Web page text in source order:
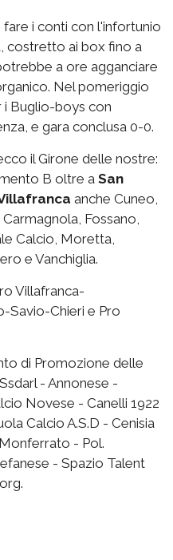
i conti con l'infortunio
costretto ai box fino a
a ore agganciare
Nel pomeriggio
Buglio-boys con
e gara conclusa 0-0.
ecco il Girone delle nostre:
B oltre a San
anche Cuneo,
Fossano,
Calcio, Moretta,
e Vanchiglia.
Villafranca-
Savio-Chieri e Pro
di Promozione delle
- Annonese -
Novese - Canelli 1922
Calcio A.S.D - Cenisia
- Pol.
- Spazio Talent